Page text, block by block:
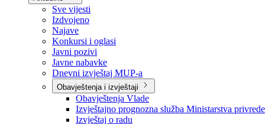
Aktuelno
Sve vijesti
Izdvojeno
Najave
Konkursi i oglasi
Javni pozivi
Javne nabavke
Dnevni izvještaj MUP-a
Obavještenja i izvještaji